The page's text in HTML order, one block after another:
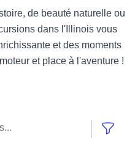
de beauté naturelle ou
dans l'Illinois vous
et des moments
et place à l'aventure !